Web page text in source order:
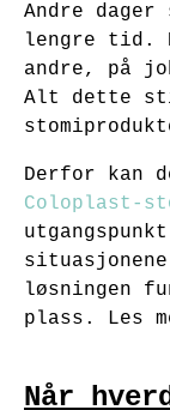
Andre
lengre tid.
andre, på
Alt dette
Derfor kan
Coloplast-
løsningen
plass. Les
Når